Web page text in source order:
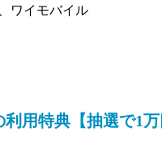
モバイル
用特典【抽選で1万